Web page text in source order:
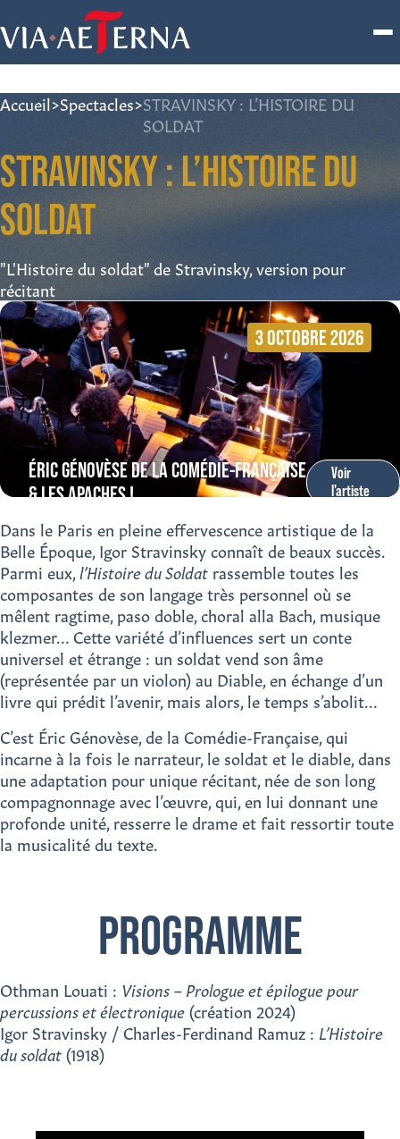
Accueil>Spectacles>STRAVINSKY : L’HISTOIRE DU
SOLDAT
STRAVINSKY : L’HISTOIRE DU
SOLDAT
"L'Histoire du soldat" de Stravinsky, version pour
récitant
ÉRIC GÉNOVÈSE DE LA COMÉDIE-FRANÇAISE
& LES APACHES !
Voir
l'artiste
3 OCTOBRE 2026
Dans le Paris en pleine effervescence artistique de la
Belle Époque, Igor Stravinsky connaît de beaux succès.
Parmi eux,l’Histoire du Soldat rassemble toutes les
composantes de son langage très personnel où se
mêlent ragtime, paso doble, choral alla Bach, musique
klezmer… Cette variété d’influences sert un conte
universel et étrange : un soldat vend son âme
(représentée par un violon) au Diable, en échange d’un
livre qui prédit l’avenir, mais alors, le temps s’abolit…
C’est Éric Génovèse, de la Comédie-Française, qui
incarne à la fois le narrateur, le soldat et le diable, dans
une adaptation pour unique récitant, née de son long
compagnonnage avec l’œuvre, qui, en lui donnant une
profonde unité, resserre le drame et fait ressortir toute
la musicalité du texte.
PROGRAMME
Othman Louati : Visions – Prologue et épilogue pour
percussions et électronique(création 2024)
Igor Stravinsky / Charles-Ferdinand Ramuz : L’Histoire
du soldat(1918)